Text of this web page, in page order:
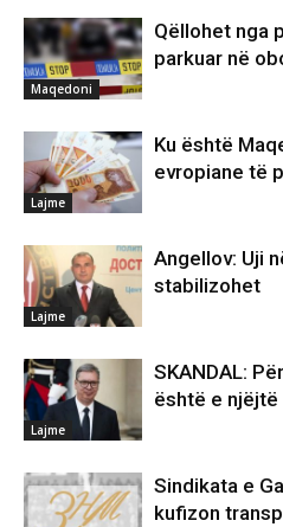
Maqedoni
Qëllohet nga
parkuar në
Lajme
Ku është
evropiane të
Lajme
Angellov: Uji
stabilizohet
Lajme
SKANDAL:
është e njëjtë
Sindikata e
kufizon